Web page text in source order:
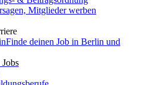
Mitglieder werben
Finde deinen Job in Berlin und